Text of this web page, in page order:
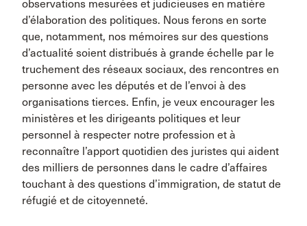
observations mesurées et judicieuses en matière
d’élaboration des politiques. Nous ferons en sorte
que, notamment, nos mémoires sur des questions
d’actualité soient distribués à grande échelle par le
truchement des réseaux sociaux, des rencontres en
personne avec les députés et de l’envoi à des
organisations tierces. Enfin, je veux encourager les
ministères et les dirigeants politiques et leur
personnel à respecter notre profession et à
reconnaître l’apport quotidien des juristes qui aident
des milliers de personnes dans le cadre d’affaires
touchant à des questions d’immigration, de statut de
réfugié et de citoyenneté.